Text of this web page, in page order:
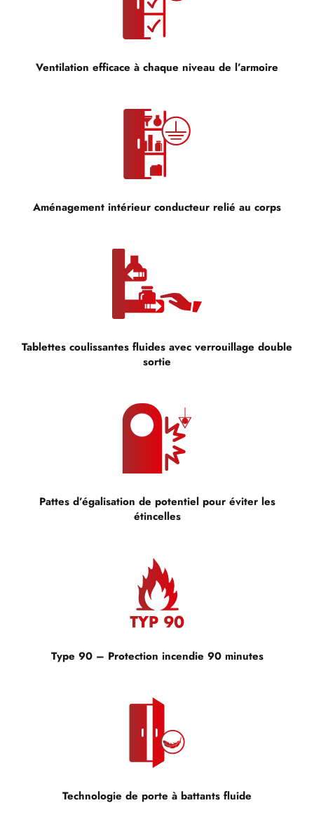
Ventilation efficace à chaque niveau de l’armoire
Aménagement intérieur conducteur relié au corps
Tablettes coulissantes fluides avec verrouillage double
sortie
Pattes d’égalisation de potentiel pour éviter les
étincelles
Type 90 – Protection incendie 90 minutes
Technologie de porte à battants fluide